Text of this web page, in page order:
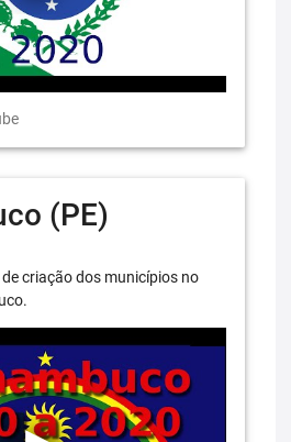
(PE)
criação dos municípios no